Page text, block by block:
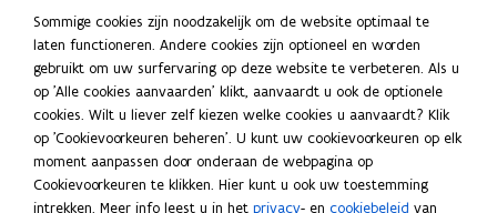
dat aansluit op het nabijgelegen park.
Deel deze pagina
L
i
n
k
K
o
p
i
Sommige cookies zijn noodzakelijk om de website optimaal te
laten functioneren. Andere cookies zijn optioneel en worden
gebruikt om uw surfervaring op deze website te verbeteren. Als u
op 'Alle cookies aanvaarden' klikt, aanvaardt u ook de optionele
cookies. Wilt u liever zelf kiezen welke cookies u aanvaardt? Klik
op 'Cookievoorkeuren beheren'. U kunt uw cookievoorkeuren op elk
moment aanpassen door onderaan de webpagina op
Cookievoorkeuren te klikken. Hier kunt u ook uw toestemming
intrekken. Meer info leest u in het privacy- en cookiebeleid van